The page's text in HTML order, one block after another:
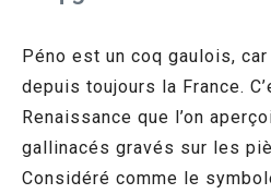
Péno est un coq gaulois,
depuis toujours la France.
Renaissance que l’on
gallinacés gravés sur les
Considéré comme le